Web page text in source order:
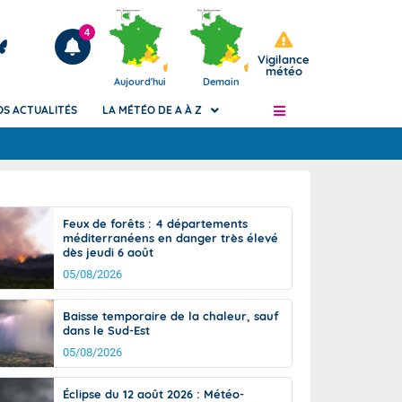
Articles
4
Aujourd'hui Demain
Vigilance
météo
de
Phénomènes dangereux de J+2 à J+7
Avertissement pluies intenses à l'échelle
des communes (Apic)
Bulletins Marine
Bulletins d'estimation du risque
d'avalanche
Météo des forêts
Vigicrues
ACTUALITÉS LA MÉTÉO DE A À Z
Feux de forêts : 4 départements
méditerranéens en danger très élevé
dès jeudi 6 août
05/08/2026
Baisse temporaire de la chaleur, sauf
dans le Sud-Est
05/08/2026
Éclipse du 12 août 2026 : Météo-